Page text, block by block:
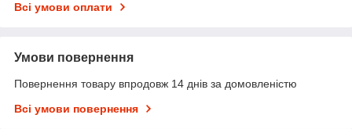
Всі умови оплати
Умови повернення
Повернення товару впродовж 14 днів за домовленістю
Всі умови повернення